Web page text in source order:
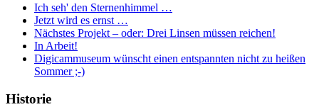
Ich seh' den Sternenhimmel …
Jetzt wird es ernst …
Nächstes Projekt – oder: Drei Linsen müssen reichen!
In Arbeit!
Digicammuseum wünscht einen entspannten nicht zu heißen
Sommer ;-)
Historie